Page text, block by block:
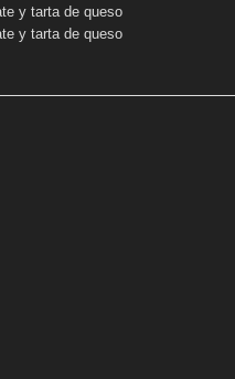
y tarta de queso
y tarta de queso